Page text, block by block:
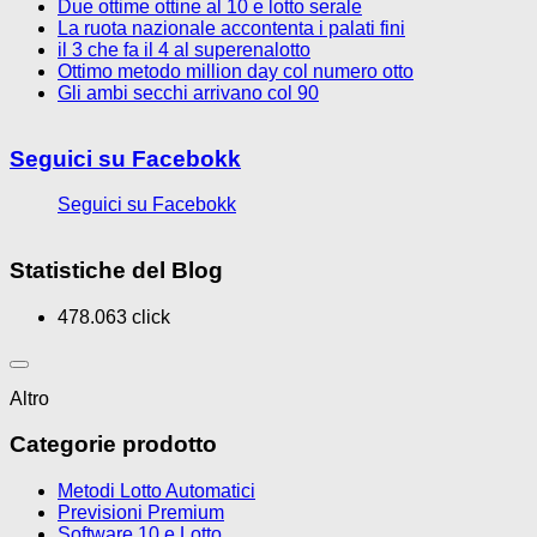
Due ottime ottine al 10 e lotto serale
La ruota nazionale accontenta i palati fini
il 3 che fa il 4 al superenalotto
Ottimo metodo million day col numero otto
Gli ambi secchi arrivano col 90
Seguici su Facebokk
Seguici su Facebokk
Statistiche del Blog
478.063 click
Altro
Categorie prodotto
Metodi Lotto Automatici
Previsioni Premium